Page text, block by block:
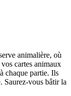
animalière, où
cartes animaux
chaque partie. Ils
Saurez-vous bâtir la